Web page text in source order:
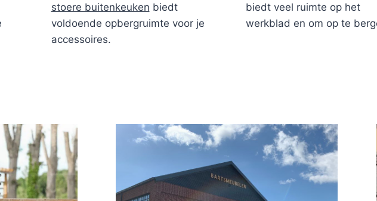
stoere buitenkeuken biedt
voldoende opbergruimte voor je
accessoires.
biedt veel ruimte op het
werkblad en om op te